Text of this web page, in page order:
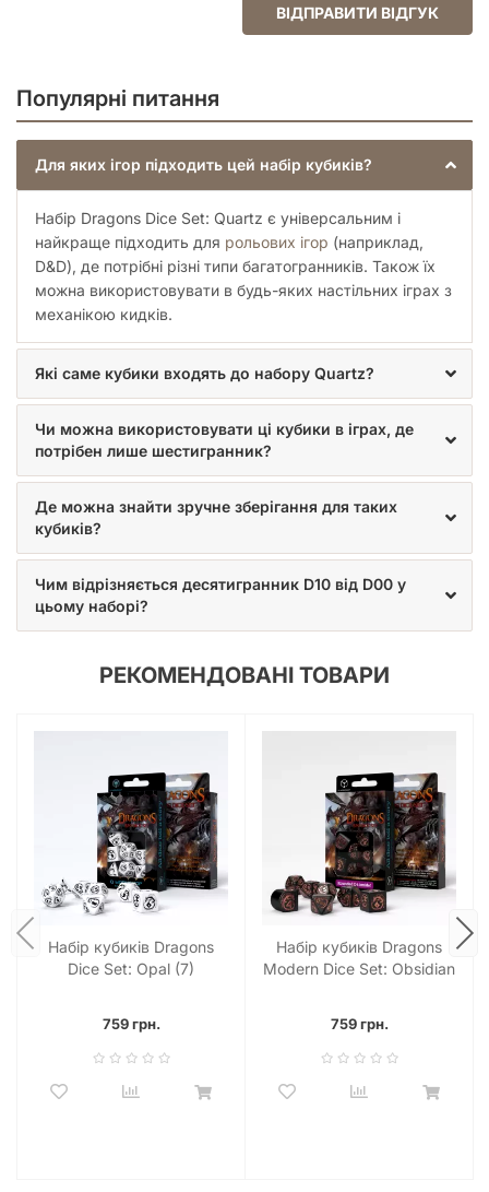
ВІДПРАВИТИ ВІДГУК
Популярні питання
Для яких ігор підходить цей набір кубиків?
Набір Dragons Dice Set: Quartz є універсальним і
найкраще підходить для рольових ігор (наприклад,
D&D), де потрібні різні типи багатогранників. Також їх
можна використовувати в будь-яких настільних іграх з
механікою кидків.
Які саме кубики входять до набору Quartz?
Чи можна використовувати ці кубики в іграх, де
потрібен лише шестигранник?
Де можна знайти зручне зберігання для таких
кубиків?
Чим відрізняється десятигранник D10 від D00 у
цьому наборі?
РЕКОМЕНДОВАНІ ТОВАРИ
Набір кубиків Dragons
Dice Set: Opal (7)
759 грн.
Набір кубиків Dragons
Modern Dice Set: Obsidian
759 грн.